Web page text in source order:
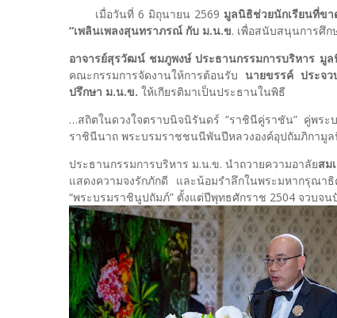
เมื่อวันที่ 6 มิถุนายน 2569 มูลนิธิช่วยนักเรียนที่ข
“เพลินเพลงสุนทราภรณ์ กับ ม.น.ข. เพื่อสนับสนุนการศึก
อาจารย์สุรวัฒน์ ชมภูพงษ์ ประธานกรรมการบริหาร
คณะกรรมการจัดงานให้การต้อนรับ นายขรรค์ ประจ
ปรึกษา ม.น.ข. ให้เกียรติมาเป็นประธานในพิธี
…สถิตในดวงใจตราบนิจนิรันดร์ “ราชินีคู่ราชัน” คู่พระ
ราชินีนาถ พระบรมราชชนนีพันปีหลวงองค์อุปถัมภิกามู
ประธานกรรมการบริหาร ม.น.ข. นำถวายความอาลัยสม
แสดงความจงรักภักดี และน้อมรำลึกในพระมหากรุณ
“พระบรมราชินูปถัมภ์” ตั้งแต่ปีพุทธศักราช 2504 จวบจน